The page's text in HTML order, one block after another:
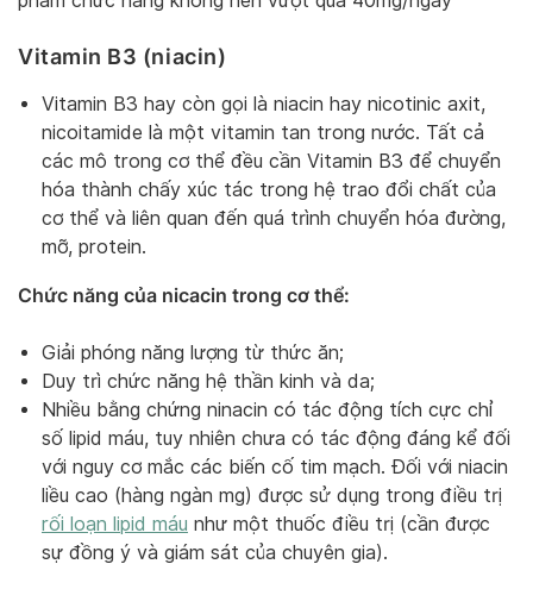
Vitamin B3 (niacin)
Vitamin B3 hay còn gọi là niacin hay nicotinic axit,
nicoitamide là một vitamin tan trong nước. Tất cả
các mô trong cơ thể đều cần Vitamin B3 để chuyển
hóa thành chấy xúc tác trong hệ trao đổi chất của
cơ thể và liên quan đến quá trình chuyển hóa đường,
mỡ, protein.
Chức năng của nicacin trong cơ thể:
Giải phóng năng lượng từ thức ăn;
Duy trì chức năng hệ thần kinh và da;
Nhiều bằng chứng ninacin có tác động tích cực chỉ
số lipid máu, tuy nhiên chưa có tác động đáng kể đối
với nguy cơ mắc các biến cố tim mạch. Đối với niacin
liều cao (hàng ngàn mg) được sử dụng trong điều trị
rối loạn lipid máu như một thuốc điều trị (cần được
sự đồng ý và giám sát của chuyên gia).